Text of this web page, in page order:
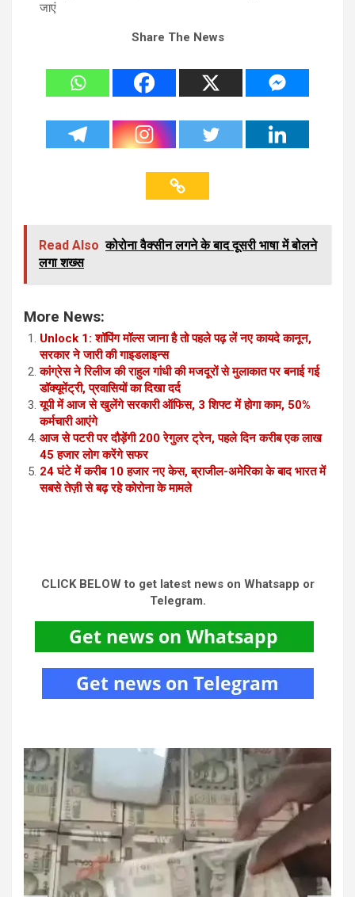
जाएं
Share The News
Read Also कोरोना वैक्सीन लगने के बाद दूसरी भाषा में बोलने
लगा शख्स
More News:
Unlock 1: शॉपिंग मॉल्स जाना है तो पहले पढ़ लें नए कायदे कानून,
सरकार ने जारी की गाइडलाइन्स
कांग्रेस ने रिलीज की राहुल गांधी की मजदूरों से मुलाकात पर बनाई गई
डॉक्यूमेंट्री, प्रवासियों का दिखा दर्द
यूपी में आज से खुलेंगे सरकारी ऑफिस, 3 शिफ्ट में होगा काम, 50%
कर्मचारी आएंगे
आज से पटरी पर दौड़ेंगी 200 रेगुलर ट्रेन, पहले दिन करीब एक लाख
45 हजार लोग करेंगे सफर
24 घंटे में करीब 10 हजार नए केस, ब्राजील-अमेरिका के बाद भारत में
सबसे तेज़ी से बढ़ रहे कोरोना के मामले
CLICK BELOW to get latest news on Whatsapp or
Telegram.